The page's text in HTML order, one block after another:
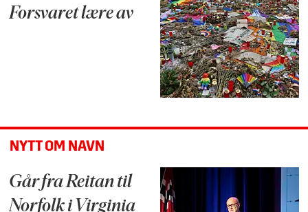
Forsvaret lære av
NYTT OM NAVN
Går fra Reitan til
Norfolk i Virginia